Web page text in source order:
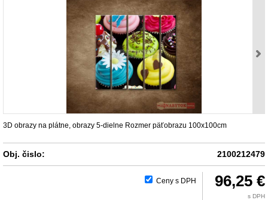
3D obrazy na plátne, obrazy 5-dielne Rozmer päťobrazu 100x100cm
Obj. čislo: 2100212479
Ceny s DPH 96,25 €
s DPH